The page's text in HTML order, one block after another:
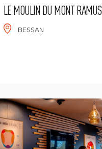
LE MOULIN DU MONT RAMUS
BESSAN